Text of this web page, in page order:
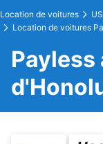
Location de voitures
Location de voitures